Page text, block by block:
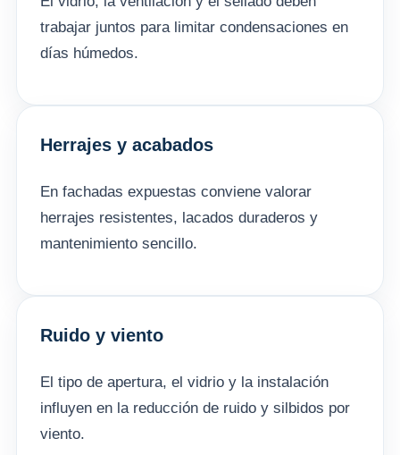
trabajar juntos para limitar condensaciones en
días húmedos.
Herrajes y acabados
En fachadas expuestas conviene valorar
herrajes resistentes, lacados duraderos y
mantenimiento sencillo.
Ruido y viento
El tipo de apertura, el vidrio y la instalación
influyen en la reducción de ruido y silbidos por
viento.